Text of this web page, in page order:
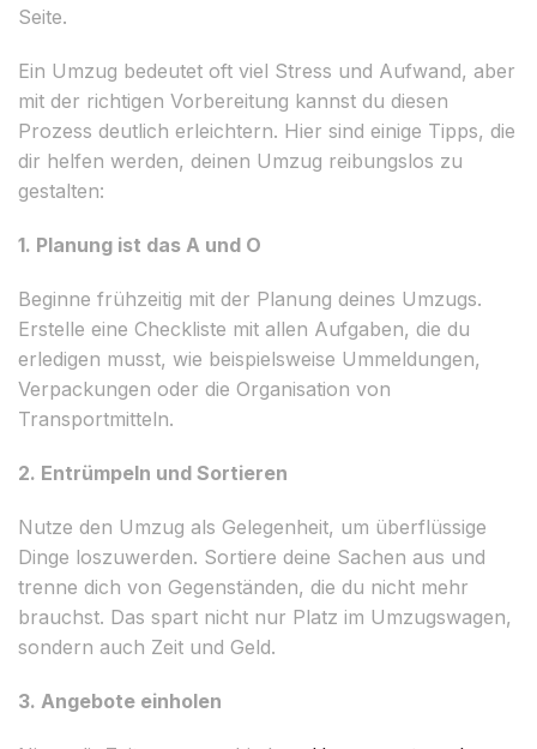
Seite.
Ein Umzug bedeutet oft viel Stress und Aufwand, aber
mit der richtigen Vorbereitung kannst du diesen
Prozess deutlich erleichtern. Hier sind einige Tipps, die
dir helfen werden, deinen Umzug reibungslos zu
gestalten:
1. Planung ist das A und O
Beginne frühzeitig mit der Planung deines Umzugs.
Erstelle eine Checkliste mit allen Aufgaben, die du
erledigen musst, wie beispielsweise Ummeldungen,
Verpackungen oder die Organisation von
Transportmitteln.
2. Entrümpeln und Sortieren
Nutze den Umzug als Gelegenheit, um überflüssige
Dinge loszuwerden. Sortiere deine Sachen aus und
trenne dich von Gegenständen, die du nicht mehr
brauchst. Das spart nicht nur Platz im Umzugswagen,
sondern auch Zeit und Geld.
3. Angebote einholen